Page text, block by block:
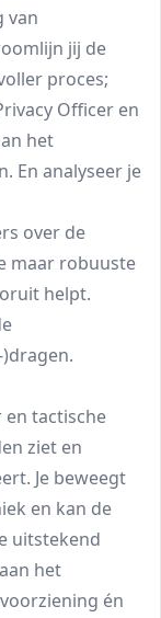
van
jij de
proces;
Officer en
het
En analyseer je
over de
maar robuuste
helpt.
en tactische
ziet en
Je beweegt
en kan de
uitstekend
het
én